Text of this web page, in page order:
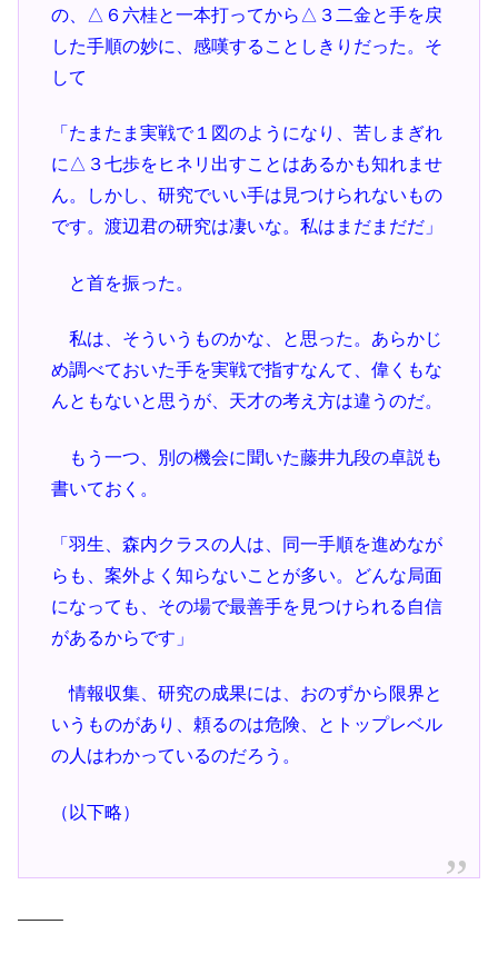
の、△６六桂と一本打ってから△３二金と手を戻
した手順の妙に、感嘆することしきりだった。そ
して
「たまたま実戦で１図のようになり、苦しまぎれ
に△３七歩をヒネリ出すことはあるかも知れませ
ん。しかし、研究でいい手は見つけられないもの
です。渡辺君の研究は凄いな。私はまだまだだ」
と首を振った。
私は、そういうものかな、と思った。あらかじ
め調べておいた手を実戦で指すなんて、偉くもな
んともないと思うが、天才の考え方は違うのだ。
もう一つ、別の機会に聞いた藤井九段の卓説も
書いておく。
「羽生、森内クラスの人は、同一手順を進めなが
らも、案外よく知らないことが多い。どんな局面
になっても、その場で最善手を見つけられる自信
があるからです」
情報収集、研究の成果には、おのずから限界と
いうものがあり、頼るのは危険、とトップレベル
の人はわかっているのだろう。
（以下略）
——–